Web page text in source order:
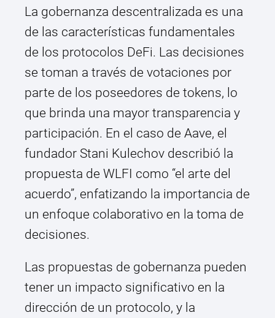
La gobernanza descentralizada es una
de las características fundamentales
de los protocolos DeFi. Las decisiones
se toman a través de votaciones por
parte de los poseedores de tokens, lo
que brinda una mayor transparencia y
participación. En el caso de Aave, el
fundador Stani Kulechov describió la
propuesta de WLFI como “el arte del
acuerdo”, enfatizando la importancia de
un enfoque colaborativo en la toma de
decisiones.
Las propuestas de gobernanza pueden
tener un impacto significativo en la
dirección de un protocolo, y la